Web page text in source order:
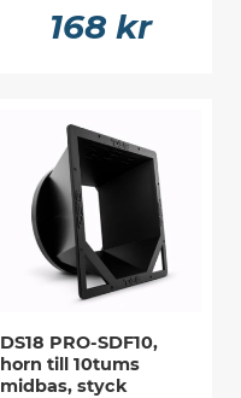
168 kr
DS18 PRO-SDF10,
horn till 10tums
midbas, styck